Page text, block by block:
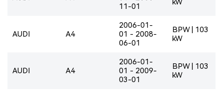
11-01
AUDI A4
2006-01-
01 - 2008-
06-01
BPW | 103
kW
AUDI A4
2006-01-
01 - 2009-
03-01
BPW | 103
kW